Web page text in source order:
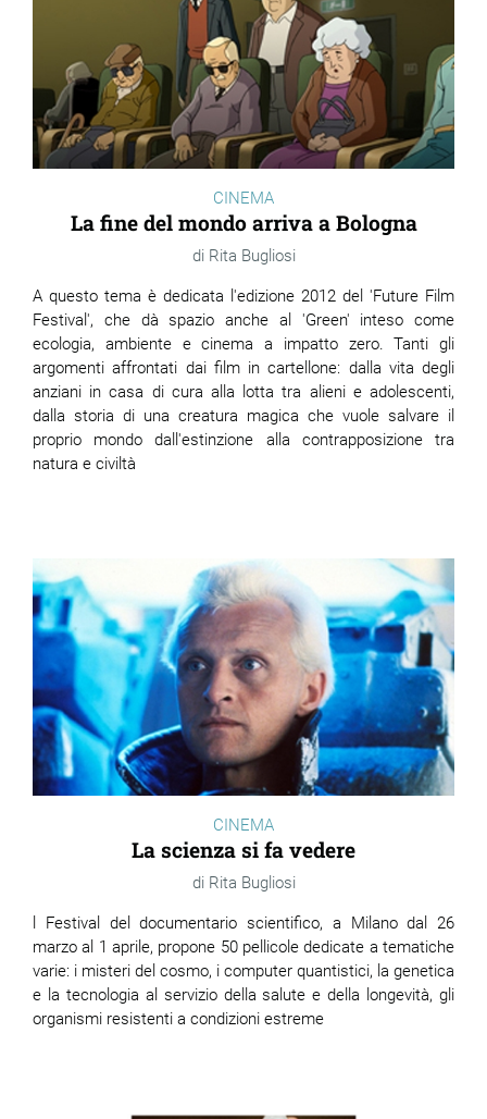
CINEMA
La fine del mondo arriva a Bologna
Rita Bugliosi
A questo tema è dedicata l'edizione 2012 del 'Future Film
Festival', che dà spazio anche al 'Green' inteso come
ecologia, ambiente e cinema a impatto zero. Tanti gli
argomenti affrontati dai film in cartellone: dalla vita degli
anziani in casa di cura alla lotta tra alieni e adolescenti,
dalla storia di una creatura magica che vuole salvare il
proprio mondo dall'estinzione alla contrapposizione tra
natura e civiltà
CINEMA
La scienza si fa vedere
Rita Bugliosi
l Festival del documentario scientifico, a Milano dal 26
marzo al 1 aprile, propone 50 pellicole dedicate a tematiche
varie: i misteri del cosmo, i computer quantistici, la genetica
e la tecnologia al servizio della salute e della longevità, gli
organismi resistenti a condizioni estreme